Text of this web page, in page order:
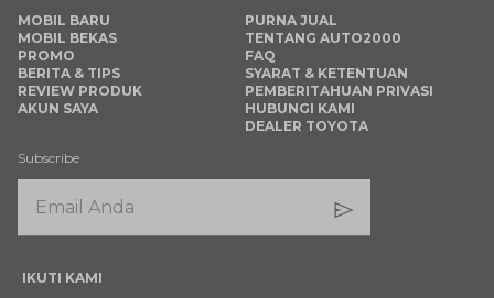
MOBIL BARU
MOBIL BEKAS
PROMO
BERITA & TIPS
REVIEW PRODUK
AKUN SAYA
PURNA JUAL
TENTANG AUTO2000
FAQ
SYARAT & KETENTUAN
PEMBERITAHUAN PRIVASI
HUBUNGI KAMI
DEALER TOYOTA
Subscribe
IKUTI KAMI